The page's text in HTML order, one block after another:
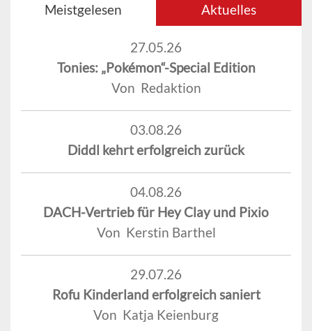
Meistgelesen Aktuelles
27.05.26
Tonies: „Pokémon“-Special Edition
Von Redaktion
03.08.26
Diddl kehrt erfolgreich zurück
04.08.26
DACH-Vertrieb für Hey Clay und Pixio
Von Kerstin Barthel
29.07.26
Rofu Kinderland erfolgreich saniert
Von Katja Keienburg